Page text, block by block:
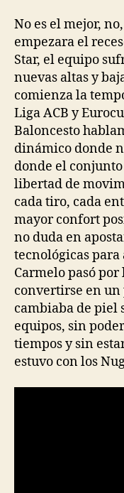
No es el mejor,
empezara el
Star, el equipo
nuevas altas y
comienza la
Liga ACB y
Baloncesto
dinámico donde
donde el
libertad de
cada tiro, cada
mayor confort
no duda en
tecnológicas para
Carmelo pasó
convertirse en un
cambiaba de piel
equipos, sin
tiempos y sin
estuvo con los